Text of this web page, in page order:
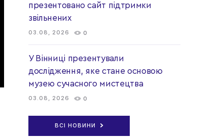
презентовано сайт підтримки
звільнених
03.08, 2026 0
У Вінниці презентували
дослідження, яке стане основою
музею сучасного мистецтва
03.08, 2026 0
ВСІ НОВИНИ